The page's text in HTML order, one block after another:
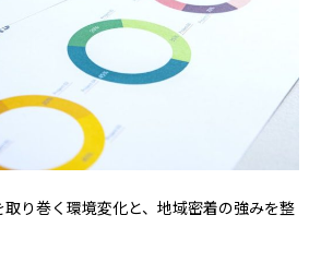
取り巻く環境変化と、地域密着の強みを整